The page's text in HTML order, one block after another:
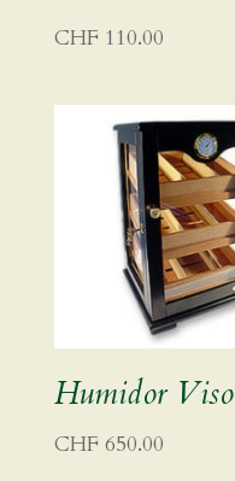
CHF 110.00
Humidor Viso
CHF 650.00